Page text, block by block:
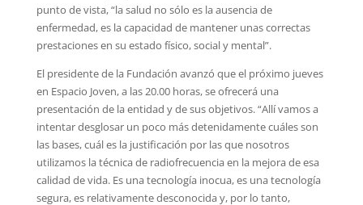
punto de vista, “la salud no sólo es la ausencia de
enfermedad, es la capacidad de mantener unas correctas
prestaciones en su estado físico, social y mental”.
El presidente de la Fundación avanzó que el próximo jueves
en Espacio Joven, a las 20.00 horas, se ofrecerá una
presentación de la entidad y de sus objetivos. “Allí vamos a
intentar desglosar un poco más detenidamente cuáles son
las bases, cuál es la justificación por las que nosotros
utilizamos la técnica de radiofrecuencia en la mejora de esa
calidad de vida. Es una tecnología inocua, es una tecnología
segura, es relativamente desconocida y, por lo tanto,